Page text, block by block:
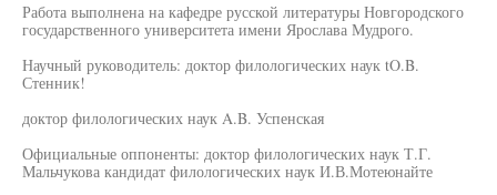
Работа выполнена на кафедре русской литературы Новгородского
государственного университета имени Ярослава Мудрого.
Научный руководитель: доктор филологических наук tO.B.
Стенник!
доктор филологических наук A.B. Успенская
Официальные оппоненты: доктор филологических наук Т.Г.
Мальчукова кандидат филологических наук И.В.Мотеюнайте